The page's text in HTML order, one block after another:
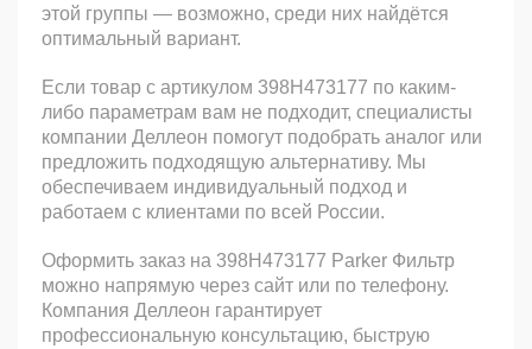
этой группы — возможно, среди них найдётся
оптимальный вариант.
Если товар с артикулом 398H473177 по каким-
либо параметрам вам не подходит, специалисты
компании Деллеон помогут подобрать аналог или
предложить подходящую альтернативу. Мы
обеспечиваем индивидуальный подход и
работаем с клиентами по всей России.
Оформить заказ на 398H473177 Parker Фильтр
можно напрямую через сайт или по телефону.
Компания Деллеон гарантирует
профессиональную консультацию, быструю